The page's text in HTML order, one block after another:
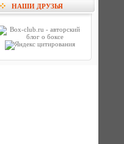
НАШИ ДРУЗЬЯ